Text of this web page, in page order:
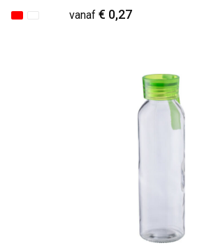
vanaf€ 0,27
Minimale afname: 1